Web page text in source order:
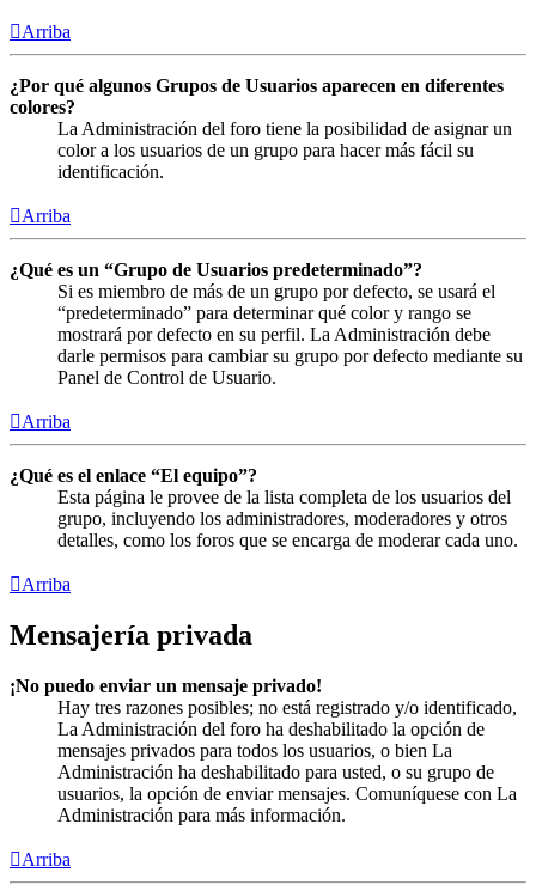
Arriba
¿Por qué algunos Grupos de Usuarios aparecen en diferentes
colores?
La Administración del foro tiene la posibilidad de asignar un
color a los usuarios de un grupo para hacer más fácil su
identificación.
Arriba
¿Qué es un “Grupo de Usuarios predeterminado”?
Si es miembro de más de un grupo por defecto, se usará el
“predeterminado” para determinar qué color y rango se
mostrará por defecto en su perfil. La Administración debe
darle permisos para cambiar su grupo por defecto mediante su
Panel de Control de Usuario.
Arriba
¿Qué es el enlace “El equipo”?
Esta página le provee de la lista completa de los usuarios del
grupo, incluyendo los administradores, moderadores y otros
detalles, como los foros que se encarga de moderar cada uno.
Arriba
Mensajería privada
¡No puedo enviar un mensaje privado!
Hay tres razones posibles; no está registrado y/o identificado,
La Administración del foro ha deshabilitado la opción de
mensajes privados para todos los usuarios, o bien La
Administración ha deshabilitado para usted, o su grupo de
usuarios, la opción de enviar mensajes. Comuníquese con La
Administración para más información.
Arriba